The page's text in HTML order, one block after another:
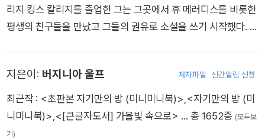
역본으로 노벨상을 받았다. 그는 생애의 후기 25년 동안 21권의
저작을 펴냈다. 시와 단편 소설 외에 주목할 만한 소설도 여러 편
영문시 ｢동방의 등불｣(원래는 시 제목이 없었다. 동아일보 편집
인이었던 주요한이 번역해서 붙임. 후에 누군가에 의해 6행의 영
문시가 8행으로 잘못 번역됨)은 일제에 나라를 빼앗긴 한국민에
리지 킹스 칼리지를 졸업한 그는 그곳에서 휴 메러디스를 비롯한
평생의 친구들을 만났고 그들의 권유로 소설을 쓰기 시작했다. 1
뷔하였으며 다음 해, 같은 잡지에 단편소설 「목신을 만난 이야기」
를 게재하여 본격적으로 소설가의 길을 걷기 시작했다. 1907년
첫 장편소설 『천사들도 발 딛기 두려워하는 곳』을 발표한 이후,
『기나긴 여행』(1907), 『전망 좋은 방』(1909), 『하워즈 엔드』(19
지은이: 버지니아 울프 저자파일 신간알림 신청
최근작 : <초판본 자기만의 방 (미니미니북)> <자기만의 방 (미
니미니북)> <[큰글자도서] 가을빛 속으로> … 총 1652종 (모두보
기)